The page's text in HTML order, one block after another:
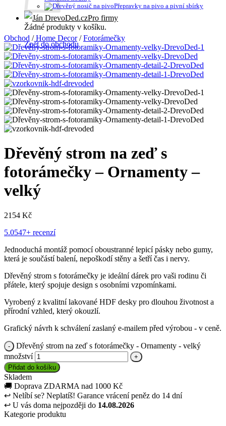
Žádné produkty v košíku.
Zpět do obchodu
Přepravky na pivo a pivní sbírky
Pro firmy
Obchod / Home Decor / Fotorámečky
Dřevěný strom na zeď s
fotorámečky – Ornamenty –
velký
2154 Kč
5.0547+ recenzí
Jednoduchá montáž pomocí oboustranné lepicí pásky nebo gumy,
která je součástí balení, nepoškodí stěny a šetří čas i nervy.
Dřevěný strom s fotorámečky je ideální dárek pro vaši rodinu či
přátele, který spojuje design s osobními vzpomínkami.
Vyrobený z kvalitní lakované HDF desky pro dlouhou životnost a
přírodní vzhled, který okouzlí.
Grafický návrh k schválení zaslaný e-mailem před výrobou - v ceně.
Dřevěný strom na zeď s fotorámečky - Ornamenty - velký
množství
Přidat do košíku
Skladem
🚚 Doprava ZDARMA nad 1000 Kč
↩ Nelíbí se? Neplatíš! Garance vrácení peněz do 14 dní
↩ U vás doma nejpozději do 14.08.2026
Kategorie produktu